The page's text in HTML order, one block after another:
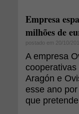
Empresa
milhões de
postado em 20/10/
A empresa
Aragón e
esse ano
que